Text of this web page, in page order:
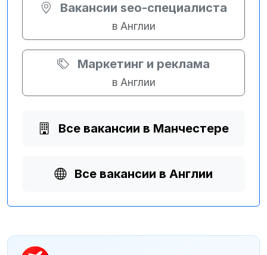
Вакансии seo-специалиста
в Англии
Маркетинг и реклама
в Англии
Все вакансии в Манчестере
Все вакансии в Англии